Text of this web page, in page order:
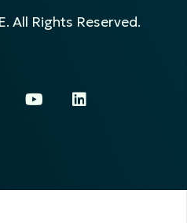
All Rights Reserved.